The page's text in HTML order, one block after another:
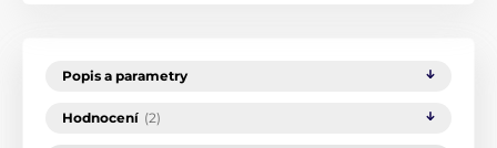
Popis a parametry
Hodnocení (2)